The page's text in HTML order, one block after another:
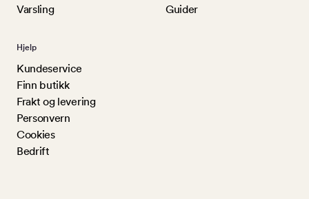
Varsling
Guider
Hjelp
Kundeservice
Finn butikk
Frakt og levering
Personvern
Cookies
Bedrift